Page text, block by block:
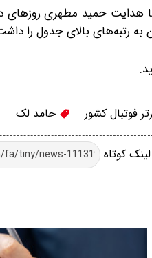
هدایت حمید مطهری روزهای
به رتبه‌های بالای جدول را
فوتبال کشور حامد لک
لینک کوتاه